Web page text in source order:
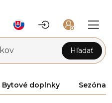
Hľadať
Bytové doplnky Sezóna